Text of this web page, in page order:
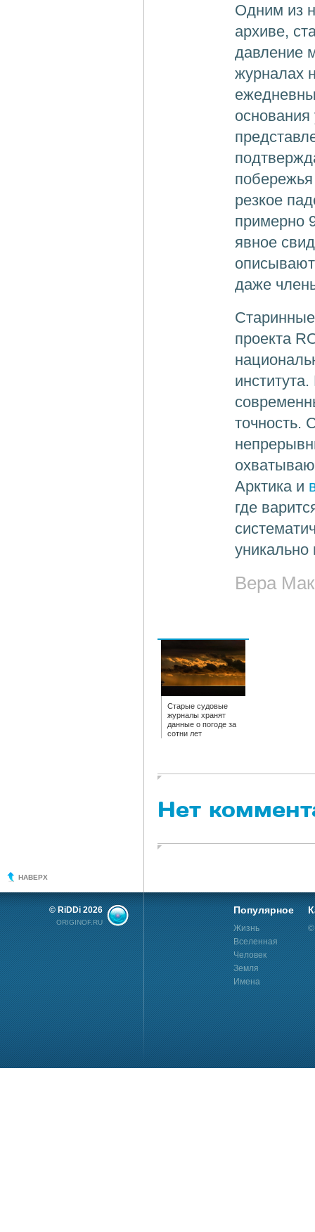
Одним из
архиве,
давление
журналах
резкое
примерно
явное
даже
проекта
точность.
Арктика и
где
Вера
Старые судовые
журналы хранят
данные о погоде за
сотни лет
Нет
НАВЕРХ
© RiDDi 2026
ORIGINOF.RU
Популярное
Жизнь
Вселенная
Человек
Земля
Имена
©